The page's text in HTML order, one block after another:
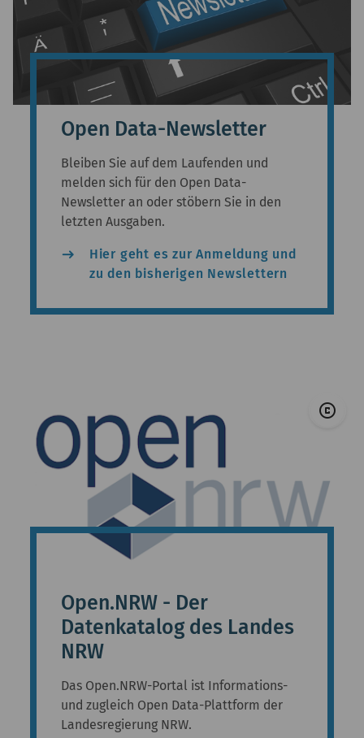
Open Data-Newsletter
Bleiben Sie auf dem Laufenden und
melden sich für den Open Data-
Newsletter an oder stöbern Sie in den
letzten Ausgaben.
east
Hier geht es zur Anmeldung und
zu den bisherigen Newslettern
copyright
Open.NRW - Der
Datenkatalog des Landes
NRW
Das Open.NRW-Portal ist Informations-
und zugleich Open Data-Plattform der
Landesregierung NRW.